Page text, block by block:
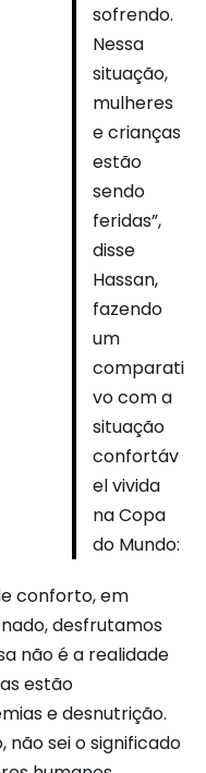
sofrendo.
Nessa
situação,
mulheres
e crianças
estão
sendo
feridas”,
disse
Hassan,
fazendo
um
comparati
vo com a
situação
confortáv
el vivida
na Copa
do Mundo:
conforto, em
desfrutamos
não é a realidade
estão
e desnutrição.
não sei o significado